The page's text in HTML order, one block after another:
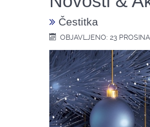
Čestitka
OBJAVLJENO: 23